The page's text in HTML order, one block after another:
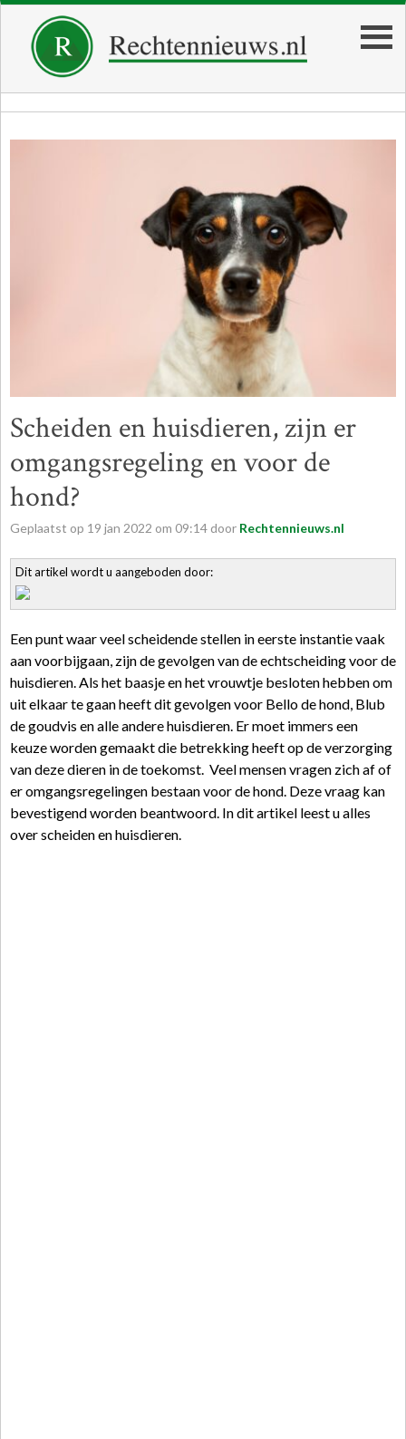
Scheiden en huisdieren, zijn er
omgangsregeling en voor de
hond?
Geplaatst op 19 jan 2022 om 09:14 door Rechtennieuws.nl
Dit artikel wordt u aangeboden door:
Een punt waar veel scheidende stellen in eerste instantie vaak
aan voorbijgaan, zijn de gevolgen van de echtscheiding voor de
huisdieren. Als het baasje en het vrouwtje besloten hebben om
uit elkaar te gaan heeft dit gevolgen voor Bello de hond, Blub
de goudvis en alle andere huisdieren. Er moet immers een
keuze worden gemaakt die betrekking heeft op de verzorging
van deze dieren in de toekomst. Veel mensen vragen zich af of
er omgangsregelingen bestaan voor de hond. Deze vraag kan
bevestigend worden beantwoord. In dit artikel leest u alles
over scheiden en huisdieren.